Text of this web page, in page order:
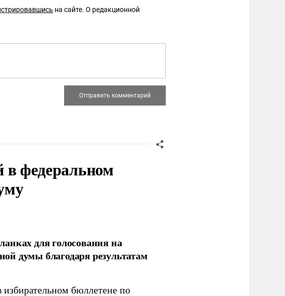
на сайте. О редакционной
в федеральном
для голосования на
думы благодаря результатам
бюллетене по